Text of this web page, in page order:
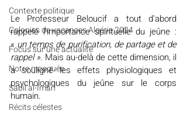
Contexte politique
Colonies de vacances Algérie 2024
​​Focus sur une actualité
Notre mosquée
Sabil al-Iman
Récits célestes
Le Professeur Beloucif a tout d'abord
rappelé l'importance spirituelle du jeûne :
« un temps de purification, de partage et de
rappel ». Mais au-delà de cette dimension, il
a souligné les effets physiologiques et
psychologiques du jeûne sur le corps
humain.